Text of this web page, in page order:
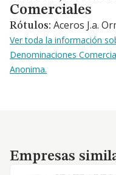
Comerciales
Rótulos: Aceros J.a.
Ver toda la información
Denominaciones
Anonima.
Empresas similares
Empresas